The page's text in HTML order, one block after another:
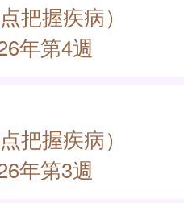
把握疾病）
年第4週
把握疾病）
年第3週